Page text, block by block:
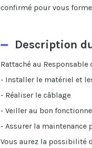
confirmé pour vous
Description
Rattaché au
- Installer le matériel et
- Réaliser le câblage
- Veiller au bon
- Assurer la maintenance
Vous aurez la possibilité